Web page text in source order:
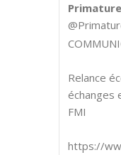
Relance
échanges
FMI
https://